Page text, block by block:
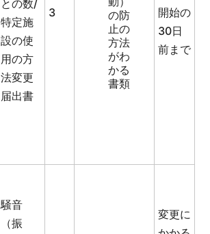
との数/
特定施
設の使
用の方
法変更
届出書
3
の防
止の
方法
がわ
かる
書類
開始の
30日
前まで
騒音
（振
変更に